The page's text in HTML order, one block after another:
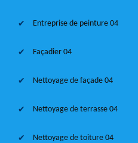
Entreprise de peinture 04
Façadier 04
Nettoyage de façade 04
Nettoyage de terrasse 04
Nettoyage de toiture 04